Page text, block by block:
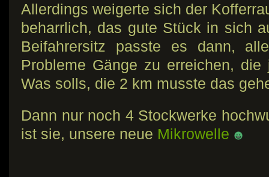
Allerdings weigerte sich der
beharrlich, das gute Stück in sich
Beifahrersitz passte es dann,
Probleme Gänge zu erreichen,
Was solls, die 2 km musste das
Dann nur noch 4 Stockwerke
ist sie, unsere neue Mikrowelle